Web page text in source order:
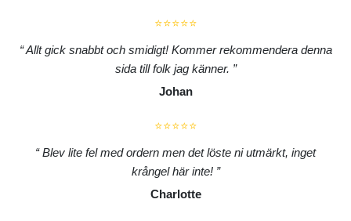
⭐⭐⭐⭐⭐
Allt gick snabbt och smidigt! Kommer rekommendera denna
sida till folk jag känner.
Johan
⭐⭐⭐⭐⭐
Blev lite fel med ordern men det löste ni utmärkt, inget
krångel här inte!
Charlotte